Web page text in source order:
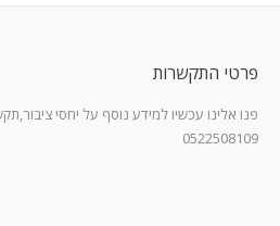
פרטי התקשרות
פנו אלינו עכשיו למידע נוסף על יחסי
0522508109